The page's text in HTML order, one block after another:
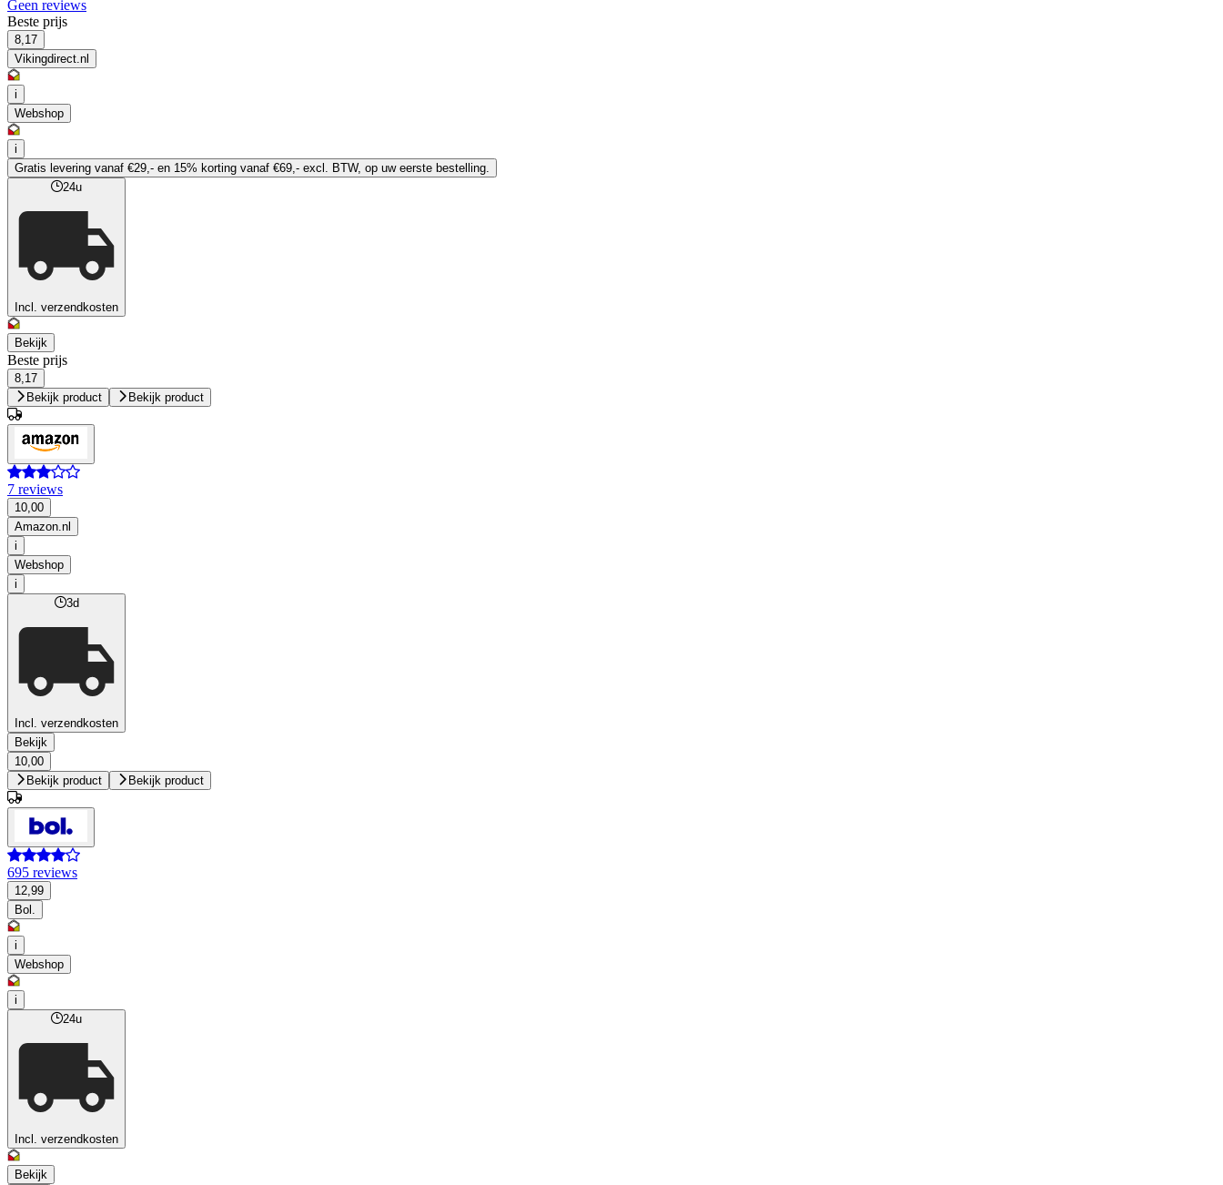
Geen reviews
Beste prijs
8,17
Vikingdirect.nl
i
Webshop
i
Gratis levering vanaf €29,- en 15% korting vanaf €69,- excl. BTW, op uw eerste bestelling.
24u
Incl. verzendkosten
Bekijk
Beste prijs
8,17
Bekijk product
Bekijk product
7 reviews
10,00
Amazon.nl
i
Webshop
i
3d
Incl. verzendkosten
Bekijk
10,00
Bekijk product
Bekijk product
695 reviews
12,99
Bol.
i
Webshop
i
24u
Incl. verzendkosten
Bekijk